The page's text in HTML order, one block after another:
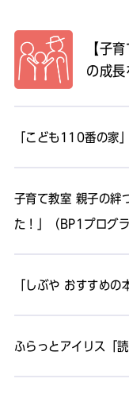
【子
の成長
「こども110番の家
子育て教室 親子の絆
た！」（BP1プログ
「しぶや おすすめ
ふらっとアイリス「読